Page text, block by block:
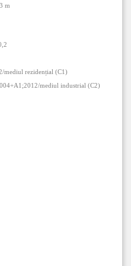
m
mediul rezidențial (C1)
mediul industrial (C2)